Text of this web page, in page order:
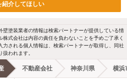
紹介してほしい
壁塗装業者の情報は検索パートナーが提供している情
式会社は内容の責任を負わないことを予めご了承く
力される個人情報は、検索パートナーが取得し、同社
われます。
不動産会社 神奈川県 横浜